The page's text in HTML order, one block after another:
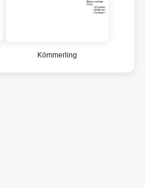
Kömmerling